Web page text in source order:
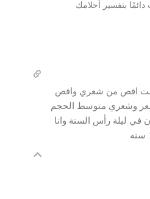
بتفسير أحلامك
اقص من شعري واقص
وشعري متوسط الحجم
في ليلة رأس السنة وانا